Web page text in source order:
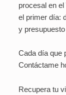
procesal en
el primer día:
y
Cada día que
Contáctame
Recupera tu